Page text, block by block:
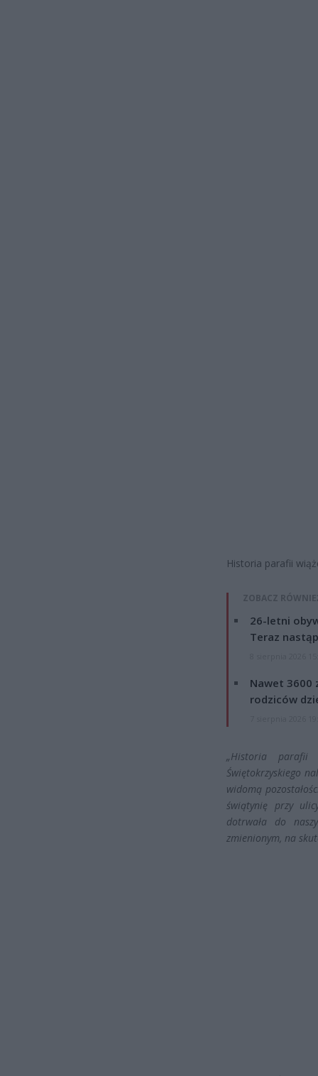
Historia parafii
ZOBACZ
26-letni
Teraz
Nawet 3600
rodziców
„Historia parafii
Świętokrzyskiego
widomą
świątynię przy
dotrwała do
zmienionym, na